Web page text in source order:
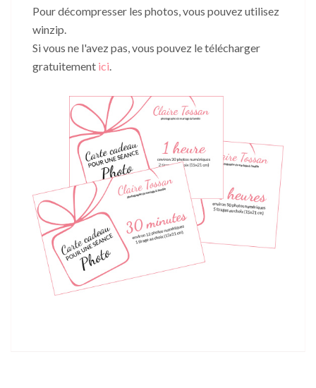
Pour décompresser les photos, vous pouvez utilisez
winzip.
Si vous ne l'avez pas, vous pouvez le télécharger
gratuitement ici.